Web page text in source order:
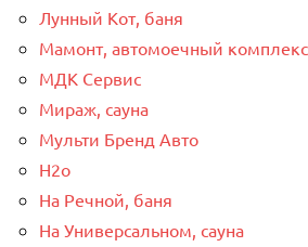
Лунный Кот, баня
Мамонт, автомоечный комплекс
МДК Сервис
Мираж, сауна
Мульти Бренд Авто
Н2о
На Речной, баня
На Универсальном, сауна